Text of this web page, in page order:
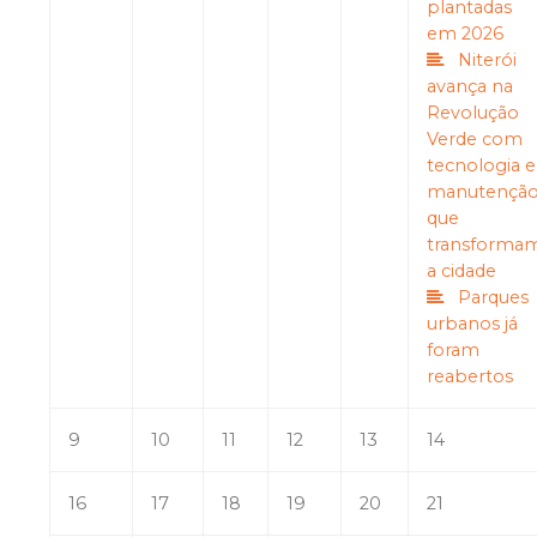
plantadas
em 2026
Niterói
avança na
Revolução
Verde com
tecnologia e
que
a cidade
Parques
urbanos já
foram
reabertos
9 10 11 12 13 14
16 17 18 19 20 21